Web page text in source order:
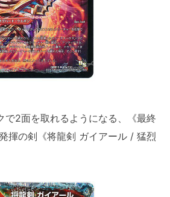
で2面を取れるようになる、《最終
揮の剣《将龍剣 ガイアール / 猛烈